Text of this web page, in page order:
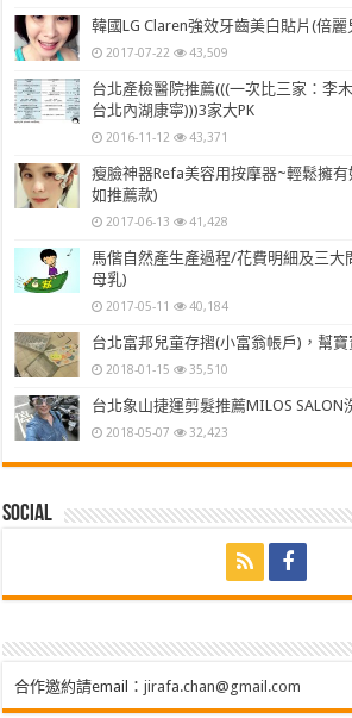
韓國LG Claren強效牙齒美白貼片(倍
2017-07-22 43,509
台北產檢醫院推薦(((一次比三家：李
台北內湖康寧)))3家大PK
2016-11-12 43,371
瘦臉神器Refa美容用按摩器~輕鬆擁
如推薦款)
2017-06-13 41,428
馬偕自然產生產過程/花費明細及三
母乳)
2017-05-11 40,184
台北富邦兒童存摺(小富翁帳戶)，幫
2018-01-15 35,510
台北象山捷運剪髮推薦MILOS
2018-05-07 32,423
Social
合作邀約請email：jirafa.chan@gmail.com